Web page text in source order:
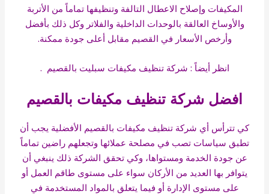
المكيفات وإصلاح الاعطال التالفة وتنظيفها تماماً من الأتربة
والأوساخ العالقة بالوحدات الداخلية والفلاتر وكل ذلك بأفضل
وأرخص الأسعار في القصيم مقابل أعلى جودة ممكنة.
انظر أيضاً : شركة تنظيف مكيفات سبليت بالقصيم .
افضل شركة تنظيف مكيفات بالقصيم
كي تترأس أي شركة تنظيف مكيفات بالقصيم الأفضلية يجب أن
تطبق سياسات تصب في مصلحة عملائها وتجعلهم راضين تماماً
عن جودة الخدمة ومستواها، وكي تحقق الشركة ذلك ينبغي أن
يتوافر بها العديد من الأركان سواء على مستوى طاقم العمل أو
على مستوى الإدارة أو فيما يتعلق بالمواد المستخدمة في